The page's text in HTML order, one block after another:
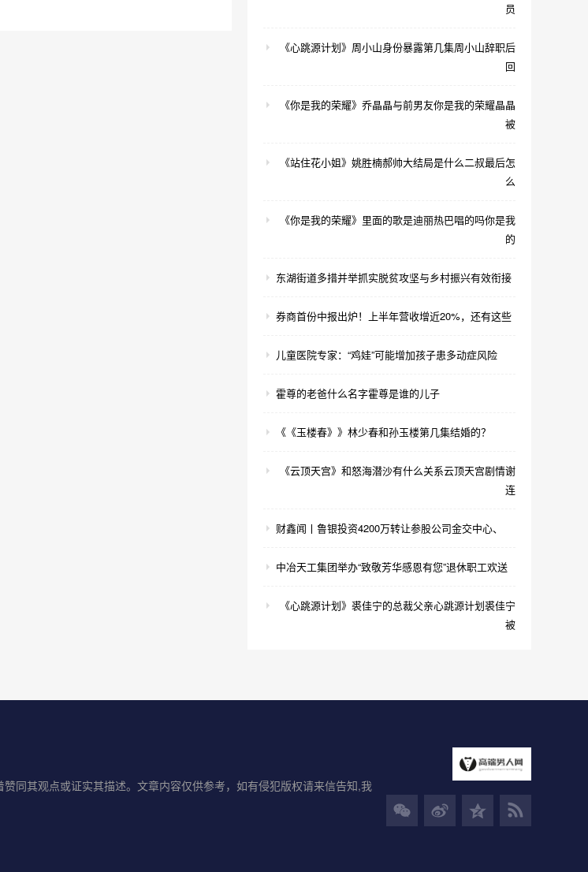
员
《心跳源计划》周小山身份暴露第几集周小山辞职后
回
《你是我的荣耀》乔晶晶与前男友你是我的荣耀晶晶
被
《站住花小姐》姚胜楠郝帅大结局是什么二叔最后怎
么
《你是我的荣耀》里面的歌是迪丽热巴唱的吗你是我
的
东湖街道多措并举抓实脱贫攻坚与乡村振兴有效衔接
券商首份中报出炉！上半年营收增近20%，还有这些
儿童医院专家：“鸡娃”可能增加孩子患多动症风险
霍尊的老爸什么名字霍尊是谁的儿子
《《玉楼春》》林少春和孙玉楼第几集结婚的？
《云顶天宫》和怒海潜沙有什么关系云顶天宫剧情谢
连
财鑫闻丨鲁银投资4200万转让参股公司金交中心、
中冶天工集团举办“致敬芳华感恩有您”退休职工欢送
《心跳源计划》裘佳宁的总裁父亲心跳源计划裘佳宁
被
同其观点或证实其描述。文章内容仅供参考，如有侵犯版权请来信告知,我